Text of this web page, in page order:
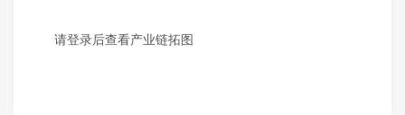
请登录后查看产业链拓图